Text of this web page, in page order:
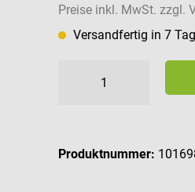
Preise inkl. MwSt. zzgl.
Versandfertig in 7
Produktnummer: